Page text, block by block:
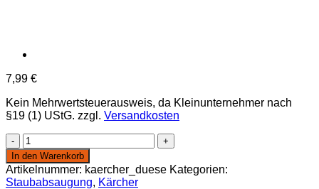
7,99 €
Kein Mehrwertsteuerausweis, da Kleinunternehmer nach
§19 (1) UStG. zzgl. Versandkosten
Kärcher
Staubsauger
Düse
Menge
In den Warenkorb
Artikelnummer: kaercher_duese Kategorien:
Staubabsaugung, Kärcher